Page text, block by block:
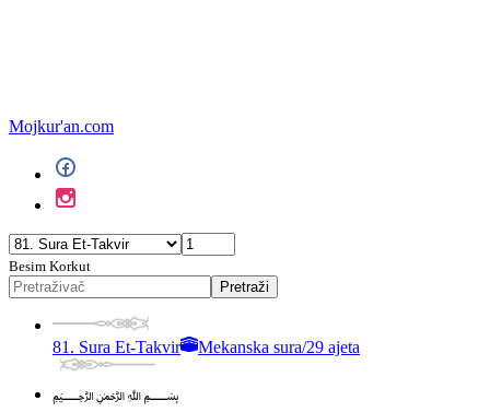
Mojkur'an.com
Besim Korkut
Pretraži
81. Sura Et-Takvir Mekanska sura/29 ajeta
﷽